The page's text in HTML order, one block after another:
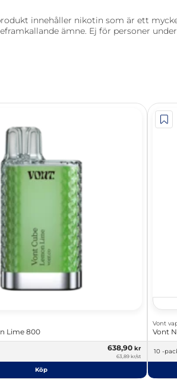
innehåller nikotin som är ett
ämne. Ej för personer under
Lime 800
638,90 kr
63,89 kr/st
Köp
Vont
Vont
10 -